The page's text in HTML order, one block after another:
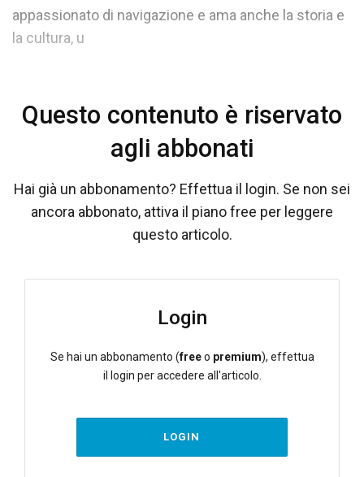
appassionato di navigazione e ama anche la storia e
la cultura, u
Questo contenuto è riservato
agli abbonati
Hai già un abbonamento? Effettua il login. Se non sei
ancora abbonato, attiva il piano free per leggere
questo articolo.
Login
Se hai un abbonamento (freeo premium), effettua
il login per accedere all'articolo.
LOGIN